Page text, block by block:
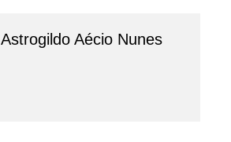
Astrogildo Aécio Nunes